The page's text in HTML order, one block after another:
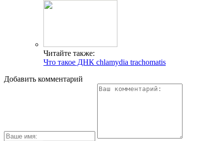
Читайте также:
Что такое ДНК chlamydia trachomatis
Добавить комментарий